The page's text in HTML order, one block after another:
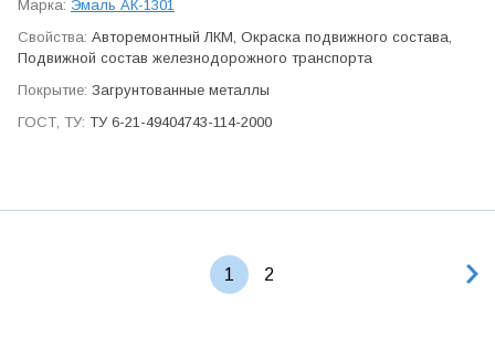
Эмаль АК-1301
Авто­ремонтный ЛКМ, Окраска подвижного состава,
Подвижной состав железно­дорожного транспорта
Загрунтованные металлы
ТУ 6-21-49404743-114-2000
1 2